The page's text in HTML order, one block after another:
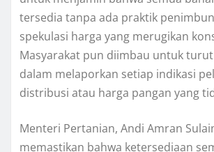
tersedia tanpa ada praktik
spekulasi harga yang merugikan
Masyarakat pun diimbau untuk
dalam melaporkan setiap indikasi
distribusi atau harga pangan yang
Menteri Pertanian, Andi Amran
memastikan bahwa ketersediaan